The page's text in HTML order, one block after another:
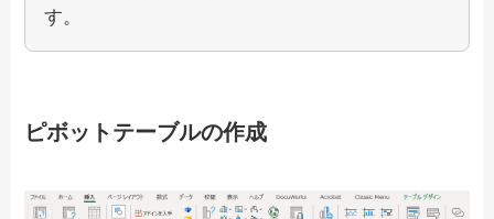
す。
ピボットテーブルの作成